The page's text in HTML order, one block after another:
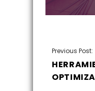
DE
Previous Post: